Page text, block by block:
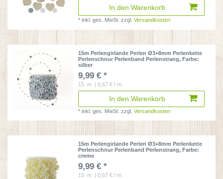
In den Warenkorb
*inkl. ges. MwSt. zzgl.Versandkosten
15m Perlengirlande Perlen Ø3+8mm Perlenkette
Perlenschnur Perlenband Perlenstrang, Farbe:
silber
9,99 € *
15 m | 0,67 € / m
In den Warenkorb
*inkl. ges. MwSt. zzgl.Versandkosten
15m Perlengirlande Perlen Ø3+8mm Perlenkette
Perlenschnur Perlenband Perlenstrang, Farbe:
creme
9,99 € *
15 m | 0,67 € / m